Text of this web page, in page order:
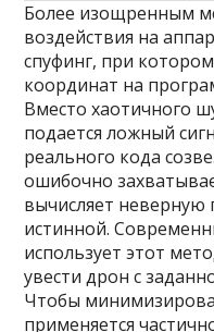
Более изощренным
воздействия на
спуфинг, при
координат на
Вместо хаотичного
подается ложный
реального кода
ошибочно
вычисляет неверную
истинной.
использует этот
увести дрон с
Чтобы
применяется